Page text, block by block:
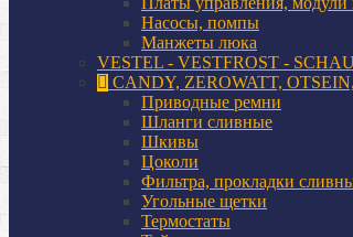
Насосы, помпы
Манжеты люка
VESTEL - VESTFROST -
CANDY, ZEROWATT,
Приводные ремни
Шланги сливные
Шкивы
Цоколи
Фильтра, прокладки
Угольные щетки
Термостаты